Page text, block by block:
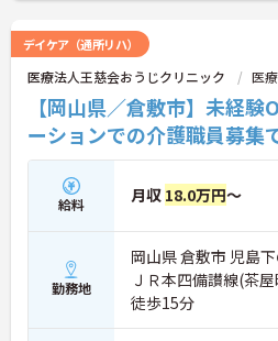
デイケア（通所リハ）
医療法人王慈会おうじクリニック 医
【岡山県／倉敷市】未経
ーションでの介護職員募集
給料 月収 18.0万円～
勤務地
岡山県 倉敷市 児島
ＪＲ本四備讃線(茶
徒歩15分